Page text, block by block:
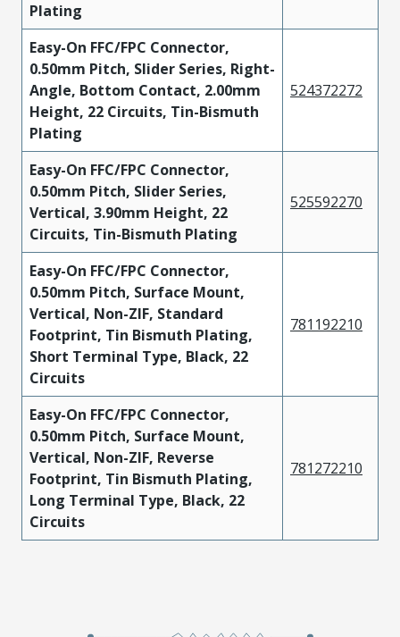
Plating
Easy-On FFC/FPC Connector,
0.50mm Pitch, Slider Series, Right-
Angle, Bottom Contact, 2.00mm
Height, 22 Circuits, Tin-Bismuth
Plating
524372272
Easy-On FFC/FPC Connector,
0.50mm Pitch, Slider Series,
Vertical, 3.90mm Height, 22
Circuits, Tin-Bismuth Plating
525592270
Easy-On FFC/FPC Connector,
0.50mm Pitch, Surface Mount,
Vertical, Non-ZIF, Standard
Footprint, Tin Bismuth Plating,
Short Terminal Type, Black, 22
Circuits
781192210
Easy-On FFC/FPC Connector,
0.50mm Pitch, Surface Mount,
Vertical, Non-ZIF, Reverse
Footprint, Tin Bismuth Plating,
Long Terminal Type, Black, 22
Circuits
781272210